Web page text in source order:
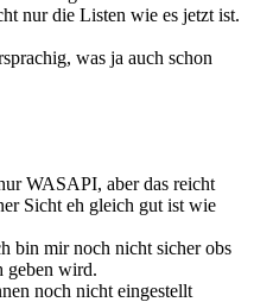
nur die Listen wie es jetzt ist.
was ja auch schon
WASAPI, aber das reicht
Sicht eh gleich gut ist wie
bin mir noch nicht sicher obs
geben wird.
noch nicht eingestellt